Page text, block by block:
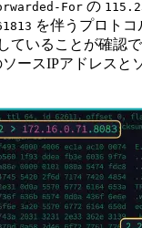
For の
を伴うプロト
ていることが確認
ースIPアドレスと